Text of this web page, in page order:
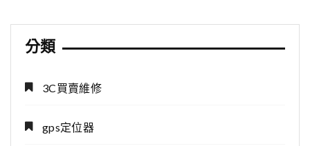
分類
3C買賣維修
gps定位器